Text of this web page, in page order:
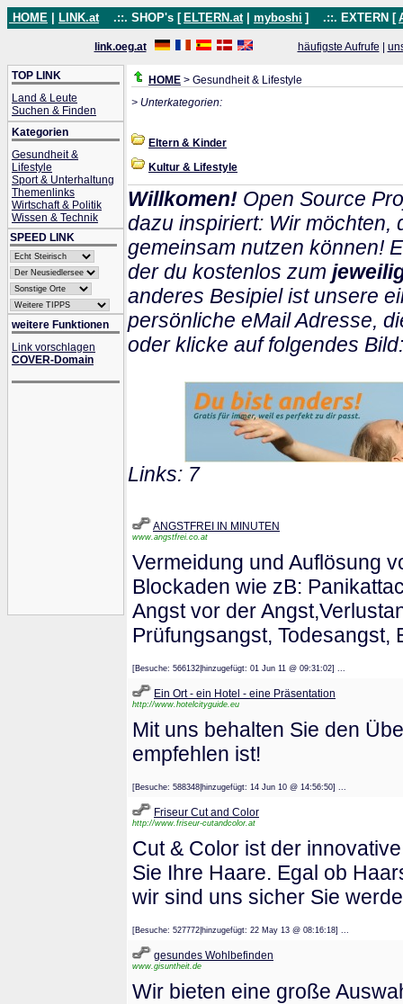
HOME LINK.at .::. SHOP's [ ELTERN.at myboshi ] .::. EXTERN [
link.oeg.at häufigste Aufrufe
TOP LINK
Land & Leute
Suchen & Finden
Kategorien
Gesundheit &
Lifestyle
Sport & Unterhaltung
Themenlinks
Wirtschaft & Politik
Wissen & Technik
SPEED LINK
weitere Funktionen
Link vorschlagen
COVER-Domain
HOME > Gesundheit & Lifestyle
> Unterkategorien:
Eltern & Kinder
Kultur & Lifestyle
Willkomen! Open Source
dazu inspiriert: Wir möchten,
gemeinsam nutzen können!
der du kostenlos zum
anderes Besipiel ist unsere
persönliche eMail Adresse,
oder klicke auf folgendes Bild:
Links: 7
ANGSTFREI IN MINUTEN
www.angstfrei.co.at
Vermeidung und Auflösung
Blockaden wie zB:
Angst vor der
Prüfungsangst, Todesangst,
[Besuche: 566132|hinzugefügt: 01 Jun 11 @ 09:31:02] ...
Ein Ort - ein Hotel - eine Präsentation
http://www.hotelcityguide.eu
Mit uns behalten Sie den
empfehlen ist!
[Besuche: 588348|hinzugefügt: 14 Jun 10 @ 14:56:50] ...
Friseur Cut and Color
http://www.friseur-cutandcolor.at
Cut & Color ist der
Sie Ihre Haare. Egal ob
wir sind uns sicher Sie
[Besuche: 527772|hinzugefügt: 22 May 13 @ 08:16:18] ...
gesundes Wohlbefinden
www.gisuntheit.de
Wir bieten eine große